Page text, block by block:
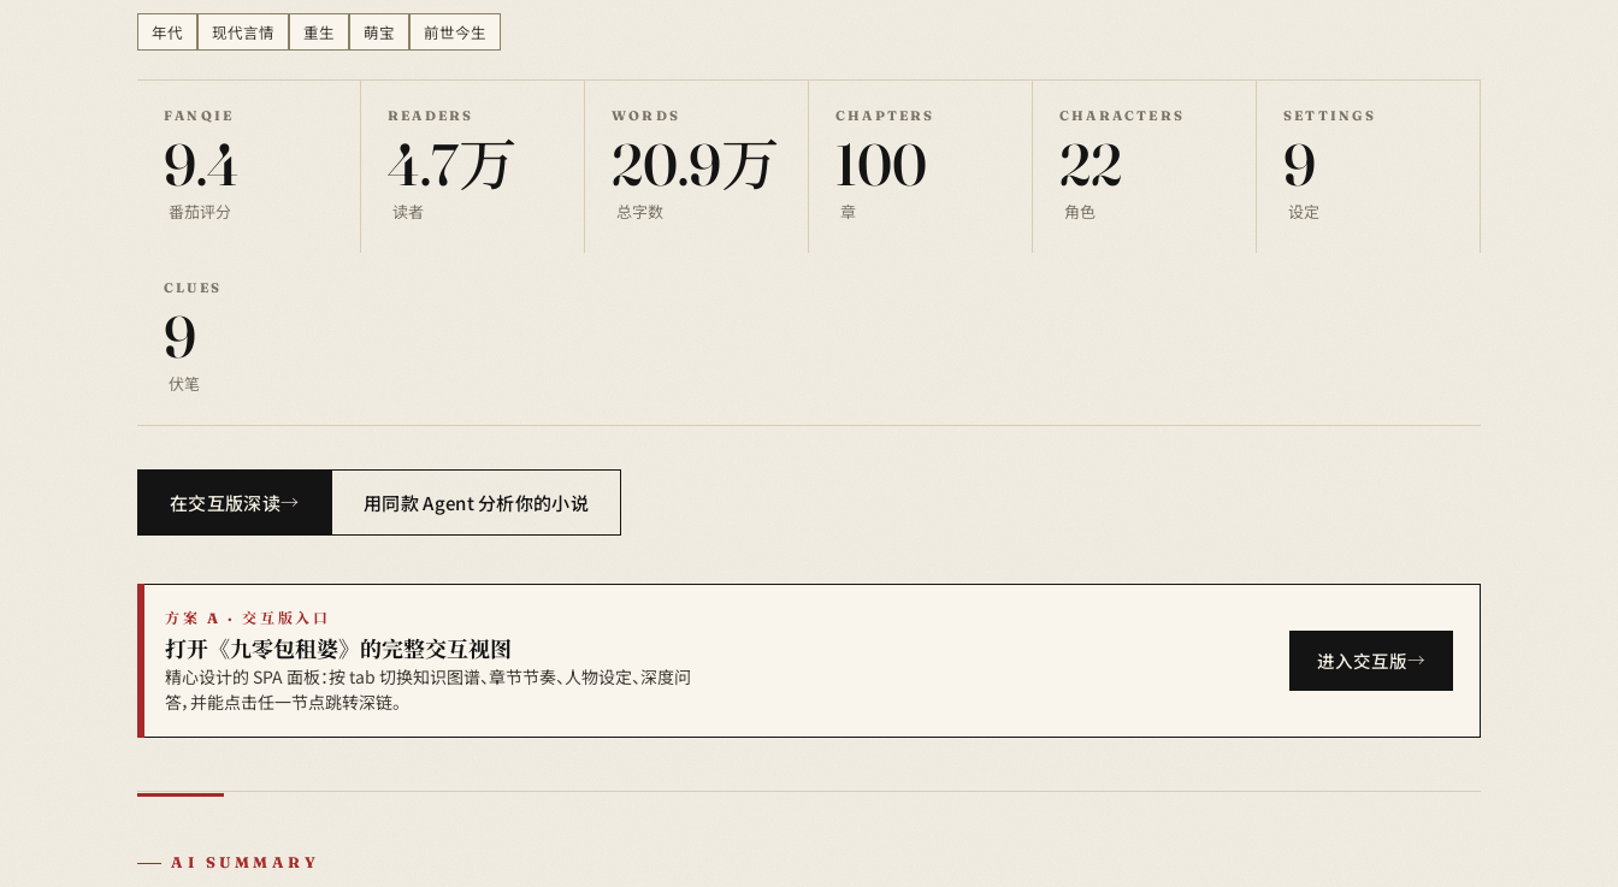
年代 现代言情 重生 萌宝 前世今生
FANQIE
9.4
番茄评分
READERS
4.7万
读者
WORDS
20.9万
总字数
CHAPTERS
100
章
CHARACTERS
22
角色
SETTINGS
9
设定
CLUES
9
伏笔
在交互版深读 用同款 Agent 分析你的小说
方案 A · 交互版入口
打开《九零包租婆》的完整交互视图
精心设计的 SPA 面板：按 tab 切换知识图谱、章节节奏、人物设定、深度问
答，并能点击任一节点跳转深链。
进入交互版
AI SUMMARY